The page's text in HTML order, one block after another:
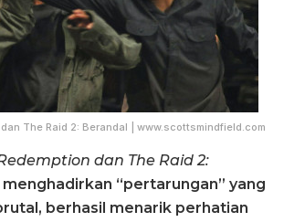
The Raid 2: Berandal | www.scottsmindfield.com
dan The Raid 2:
menghadirkan “pertarungan” yang
berhasil menarik perhatian